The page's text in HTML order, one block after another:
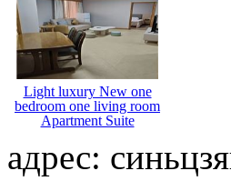
Light luxury New one
bedroom one living room
Apartment Suite
адрес: